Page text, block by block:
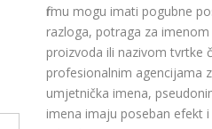
firmu mogu imati pogubne
razloga, potraga za
proizvoda ili nazivom tvrtke
profesionalnim agencijama
umjetnička imena,
imena imaju poseban efekt i